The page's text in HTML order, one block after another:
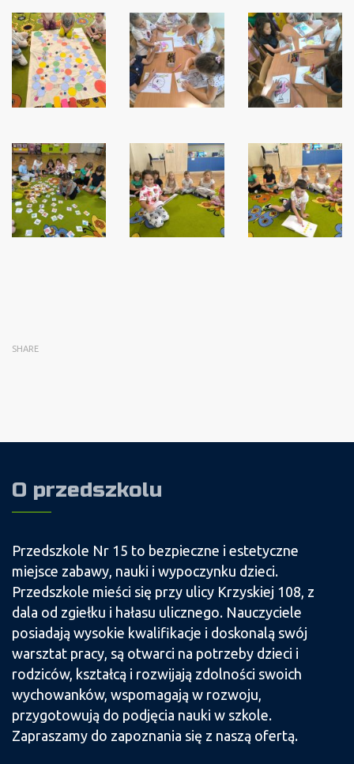
SHARE
O przedszkolu
Przedszkole Nr 15 to bezpieczne i estetyczne
miejsce zabawy, nauki i wypoczynku dzieci.
Przedszkole mieści się przy ulicy Krzyskiej 108, z
dala od zgiełku i hałasu ulicznego. Nauczyciele
posiadają wysokie kwalifikacje i doskonalą swój
warsztat pracy, są otwarci na potrzeby dzieci i
rodziców, kształcą i rozwijają zdolności swoich
wychowanków, wspomagają w rozwoju,
przygotowują do podjęcia nauki w szkole.
Zapraszamy do zapoznania się z naszą ofertą.